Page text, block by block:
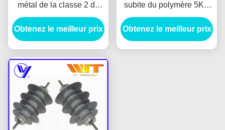
métal de la classe 2 de
54KV 5KA pour le circuit
à haute tension, position
d'individu
Obtenez le meilleur prix
subite du polymère 5KA
adapté aux besoins du
client par couleur sans
Gap, 54KV a évalué la
Obtenez le meilleur prix